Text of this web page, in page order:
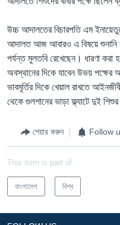
উচ্চ আদালতের বিচারপতি এম
আদালত আজ আবারও এ বিষয়ে
পর্যন্ত মুলতবি রেখেছেন। ধারণা করা
অবস্থানের দিকে যাবেন উভয় পক্ষের
ভাবমূর্তির দিকে খেয়াল রাখতে
থেকে গুলশানের ভাড়া ফ্ল্যাটে দুই শিশুর
শেয়ার করুন Follow
This item is part of
বাংলাদেশ বিশ্ব